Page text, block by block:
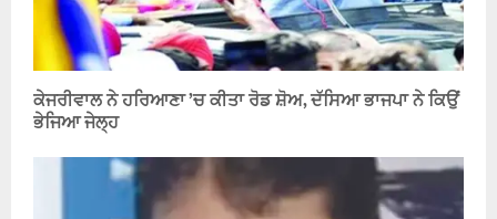
ਕੇਜਰੀਵਾਲ ਨੇ ਹਰਿਆਣਾ ’ਚ ਕੀਤਾ ਰੋਡ ਸ਼ੋਅ, ਦੱਸਿਆ ਭਾਜਪਾ ਨੇ ਕਿਉਂ
ਭੇਜਿਆ ਜੇਲ੍ਹ